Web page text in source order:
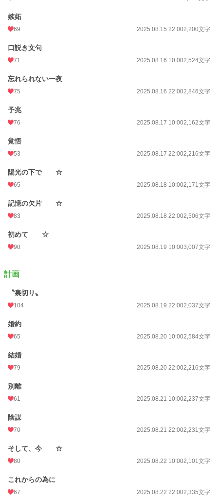
嫉妬
69 2025.08.15 22:002,200文字
口説き文句
71 2025.08.16 10:002,524文字
忘れられない一夜
75 2025.08.16 22:002,846文字
予兆
76 2025.08.17 10:002,162文字
覚悟
53 2025.08.17 22:002,216文字
陽光の下で ☆
65 2025.08.18 10:002,171文字
記憶の欠片 ☆
83 2025.08.18 22:002,506文字
初めて ☆
90 2025.08.19 10:003,007文字
計画
〝裏切り〟
104 2025.08.19 22:002,037文字
婚約
65 2025.08.20 10:002,584文字
結婚
79 2025.08.20 22:002,216文字
別離
61 2025.08.21 10:002,237文字
陰謀
70 2025.08.21 22:002,231文字
そして、今 ☆
80 2025.08.22 10:002,101文字
これからの為に
67 2025.08.22 22:002,335文字